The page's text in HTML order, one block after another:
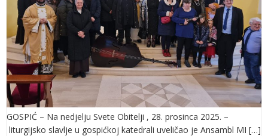
GOSPIĆ – Na nedjelju Svete Obitelji , 28. prosinca 2025. –
liturgijsko slavlje u gospićkoj katedrali uveličao je Ansambl MI […]